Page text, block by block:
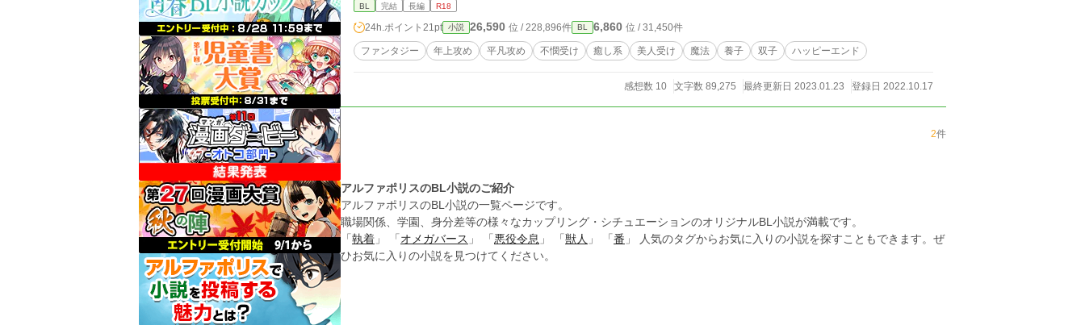
BL 完結 長編 R18
24h.ポイント 21pt 小説 26,590 位 / 228,896件 BL 6,860 位 / 31,450件
ファンタジー 年上攻め 平凡攻め 不憫受け 癒し系 美人受け 魔法 養子 双子 ハッピーエンド
感想数 10 文字数 89,275 最終更新日 2023.01.23 登録日 2022.10.17
2件
アルファポリスのBL小説のご紹介
アルファポリスのBL小説の一覧ページです。
職場関係、学園、身分差等の様々なカップリング・シチュエーションのオリジナルBL小説が満載です。
「 執着 」 「 オメガバース 」 「 悪役令息 」 「 獣人 」 「 番 」 人気のタグからお気に入りの小説を探すこともできます。ぜ
ひお気に入りの小説を見つけてください。